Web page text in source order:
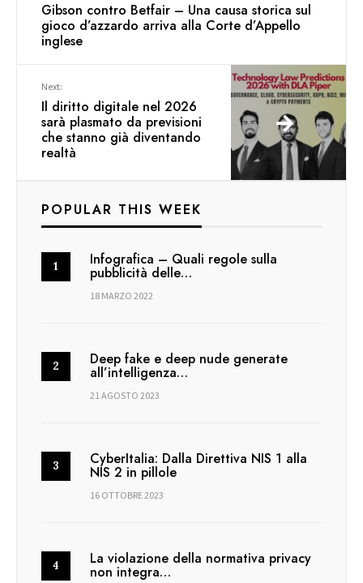
Gibson contro Betfair – Una causa storica sul
gioco d’azzardo arriva alla Corte d’Appello
inglese
Next:
Il diritto digitale nel 2026
sarà plasmato da previsioni
che stanno già diventando
realtà
POPULAR THIS WEEK
Infografica – Quali regole sulla
pubblicità delle…
18 MARZO 2022
Deep fake e deep nude generate
all’intelligenza…
21 AGOSTO 2023
CyberItalia: Dalla Direttiva NIS 1 alla
NIS 2 in pillole
16 OTTOBRE 2023
La violazione della normativa privacy
non integra…